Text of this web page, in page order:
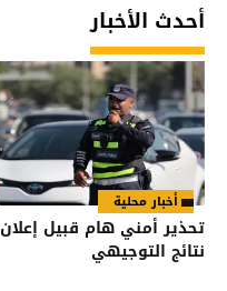
أحدث الأخبار
أخبار محلية
تحذير أمني هام قبيل إعلان
نتائج التوجيهي